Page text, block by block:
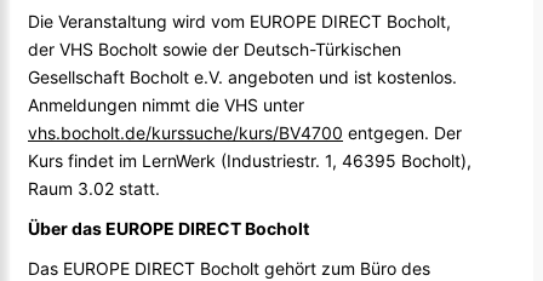
Die Veranstaltung wird vom EUROPE DIRECT Bocholt,
der VHS Bocholt sowie der Deutsch-Türkischen
Gesellschaft Bocholt e.V. angeboten und ist kostenlos.
Anmeldungen nimmt die VHS unter
vhs.bocholt.de/kurssuche/kurs/BV4700 entgegen. Der
Kurs findet im LernWerk (Industriestr. 1, 46395 Bocholt),
Raum 3.02 statt.
Über das EUROPE DIRECT Bocholt
Das EUROPE DIRECT Bocholt gehört zum Büro des